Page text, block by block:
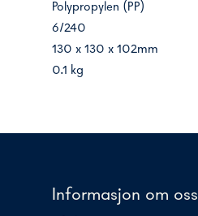
Polypropylen (PP)
6/240
130 x 130 x 102mm
0.1 kg
Informasjon om oss